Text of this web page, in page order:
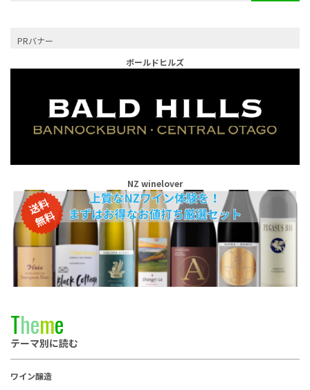
PRバナー
ボールドヒルズ
NZ winelover
Theme
テーマ別に読む
ワイン醸造